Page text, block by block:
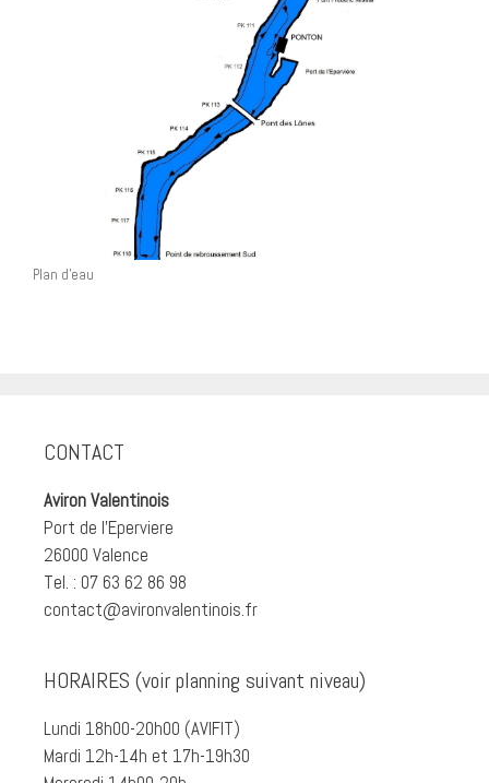
Plan d’eau
CONTACT
Aviron Valentinois
Port de l'Eperviere
26000 Valence
Tel. : 07 63 62 86 98
contact@avironvalentinois.fr
HORAIRES (voir planning suivant niveau)
Lundi 18h00-20h00 (AVIFIT)
Mardi 12h-14h et 17h-19h30